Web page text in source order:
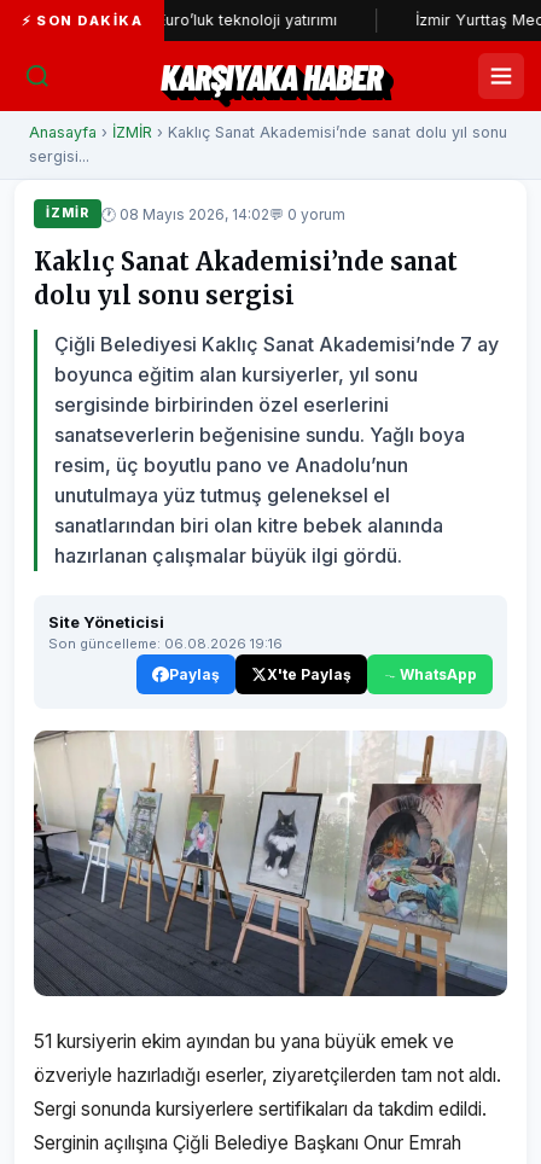
⚡ SON DAKIKA
milyon Euro’luk teknoloji yatırımı İzmir Yurttaş Meclisi; Çiğli,
KARŞIYAKA HABER
Anasayfa › İZMİR › Kaklıç Sanat Akademisi’nde sanat dolu yıl sonu
sergisi...
İZMİR 🕐 08 Mayıs 2026, 14:02💬 0 yorum
Kaklıç Sanat Akademisi’nde sanat
dolu yıl sonu sergisi
Çiğli Belediyesi Kaklıç Sanat Akademisi’nde 7 ay
boyunca eğitim alan kursiyerler, yıl sonu
sergisinde birbirinden özel eserlerini
sanatseverlerin beğenisine sundu. Yağlı boya
resim, üç boyutlu pano ve Anadolu’nun
unutulmaya yüz tutmuş geleneksel el
sanatlarından biri olan kitre bebek alanında
hazırlanan çalışmalar büyük ilgi gördü.
Site Yöneticisi
Son güncelleme: 06.08.2026 19:16
Paylaş X'te Paylaş WhatsApp
51 kursiyerin ekim ayından bu yana büyük emek ve
özveriyle hazırladığı eserler, ziyaretçilerden tam not aldı.
Sergi sonunda kursiyerlere sertifikaları da takdim edildi.
Serginin açılışına Çiğli Belediye Başkanı Onur Emrah